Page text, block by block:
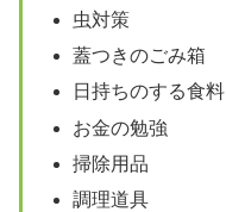
虫対策
蓋つきのごみ箱
日持ちのする食料
お金の勉強
掃除用品
調理道具